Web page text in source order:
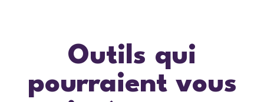
Outils qui
pourraient vous